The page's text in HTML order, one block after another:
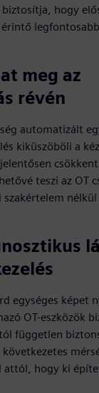
biztosítja, hogy
meg az
révén
automatizált
kiküszöböli a
teszi az OT
egységes képet
OT-eszközök
független
hogy ki